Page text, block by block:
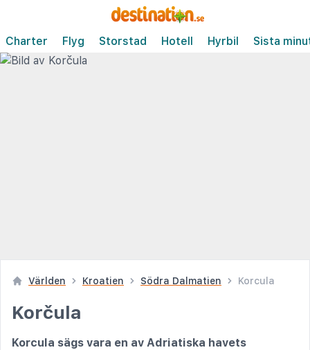
Charter Flyg Storstad Hotell Hyrbil Sista
Världen Kroatien Södra Dalmatien Korcula
Korčula
Korcula sägs vara en av Adriatiska havets